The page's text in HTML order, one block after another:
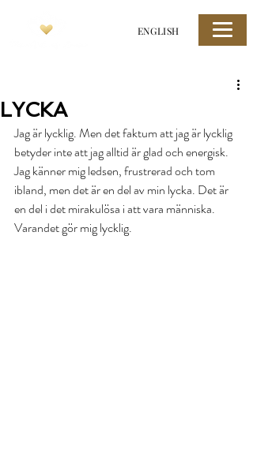
ENGLISH
LYCKA
Jag är lycklig. Men det faktum att jag är lycklig
betyder inte att jag alltid är glad och energisk.
Jag känner mig ledsen, frustrerad och tom
ibland, men det är en del av min lycka. Det är
en del i det mirakulösa i att vara människa.
Varandet gör mig lycklig.